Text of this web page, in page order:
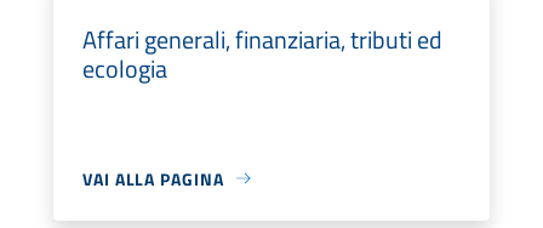
Affari generali, finanziaria, tributi ed
ecologia
VAI ALLA PAGINA